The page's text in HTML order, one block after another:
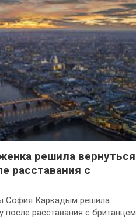
решила вернуться
расставания с
София Каркадым решила
после расставания с британцем